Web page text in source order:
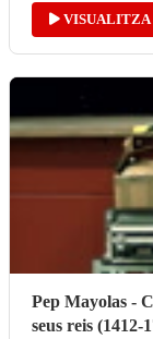
VISUALITZA
Pep Mayolas -
seus reis (1412-